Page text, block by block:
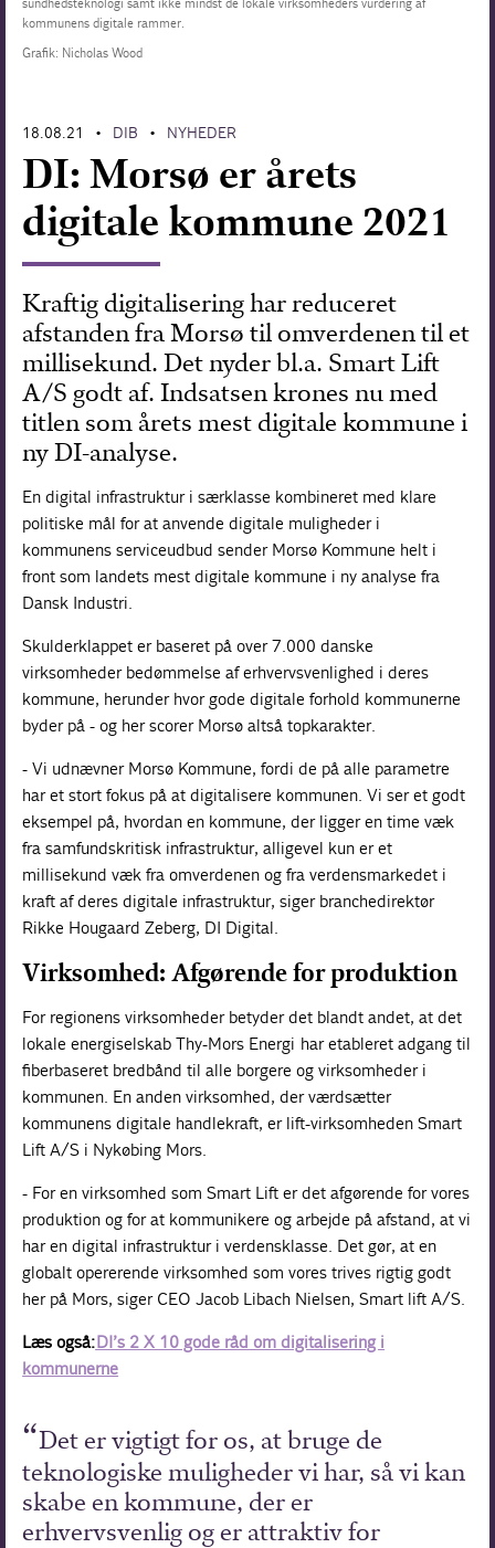
Forskning
kommunens digitale rammer.
Grafik: Nicholas Wood
18.08.21 • DIB • NYHEDER
DI: Morsø er årets
digitale kommune 2021
Kraftig digitalisering har reduceret
afstanden fra Morsø til omverdenen til et
millisekund. Det nyder bl.a. Smart Lift
A/S godt af. Indsatsen krones nu med
titlen som årets mest digitale kommune i
ny DI-analyse.
En digital infrastruktur i særklasse kombineret med klare
politiske mål for at anvende digitale muligheder i
kommunens serviceudbud sender Morsø Kommune helt i
front som landets mest digitale kommune i ny analyse fra
Dansk Industri.
Skulderklappet er baseret på over 7.000 danske
virksomheder bedømmelse af erhvervsvenlighed i deres
kommune, herunder hvor gode digitale forhold kommunerne
byder på - og her scorer Morsø altså topkarakter.
- Vi udnævner Morsø Kommune, fordi de på alle parametre
har et stort fokus på at digitalisere kommunen. Vi ser et godt
eksempel på, hvordan en kommune, der ligger en time væk
fra samfundskritisk infrastruktur, alligevel kun er et
millisekund væk fra omverdenen og fra verdensmarkedet i
kraft af deres digitale infrastruktur, siger branchedirektør
Rikke Hougaard Zeberg, DI Digital.
Virksomhed: Afgørende for produktion
For regionens virksomheder betyder det blandt andet, at det
lokale energiselskab Thy-Mors Energi har etableret adgang til
fiberbaseret bredbånd til alle borgere og virksomheder i
kommunen. En anden virksomhed, der værdsætter
kommunens digitale handlekraft, er lift-virksomheden Smart
Lift A/S i Nykøbing Mors.
- For en virksomhed som Smart Lift er det afgørende for vores
produktion og for at kommunikere og arbejde på afstand, at vi
har en digital infrastruktur i verdensklasse. Det gør, at en
globalt opererende virksomhed som vores trives rigtig godt
her på Mors, siger CEO Jacob Libach Nielsen, Smart lift A/S.
Læs også:DI’s 2 X 10 gode råd om digitalisering i
kommunerne
Det er vigtigt for os, at bruge de
teknologiske muligheder vi har, så vi kan
skabe en kommune, der er
erhvervsvenlig og er attraktiv for